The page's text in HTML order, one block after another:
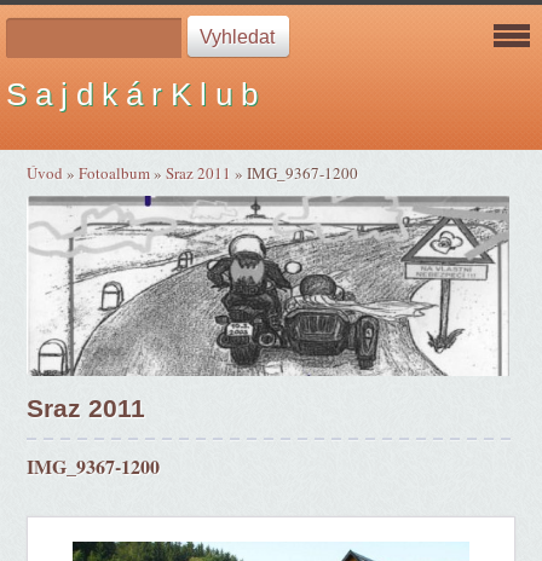
S a j d k á r K l u b
Úvod »Fotoalbum»Sraz 2011 »IMG_9367-1200
Sraz 2011
IMG_9367-1200